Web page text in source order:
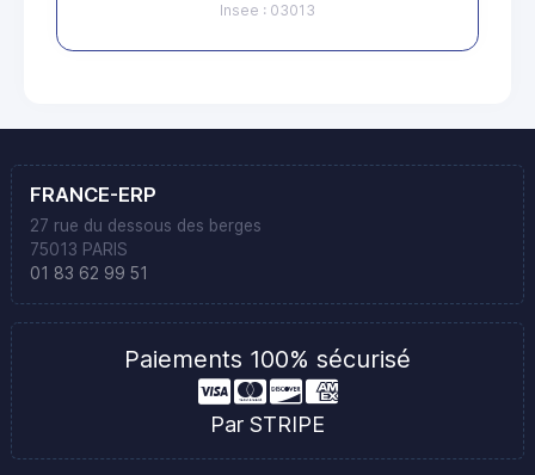
Insee : 03013
FRANCE-ERP
27 rue du dessous des berges
75013 PARIS
01 83 62 99 51
Paiements 100% sécurisé
Par STRIPE